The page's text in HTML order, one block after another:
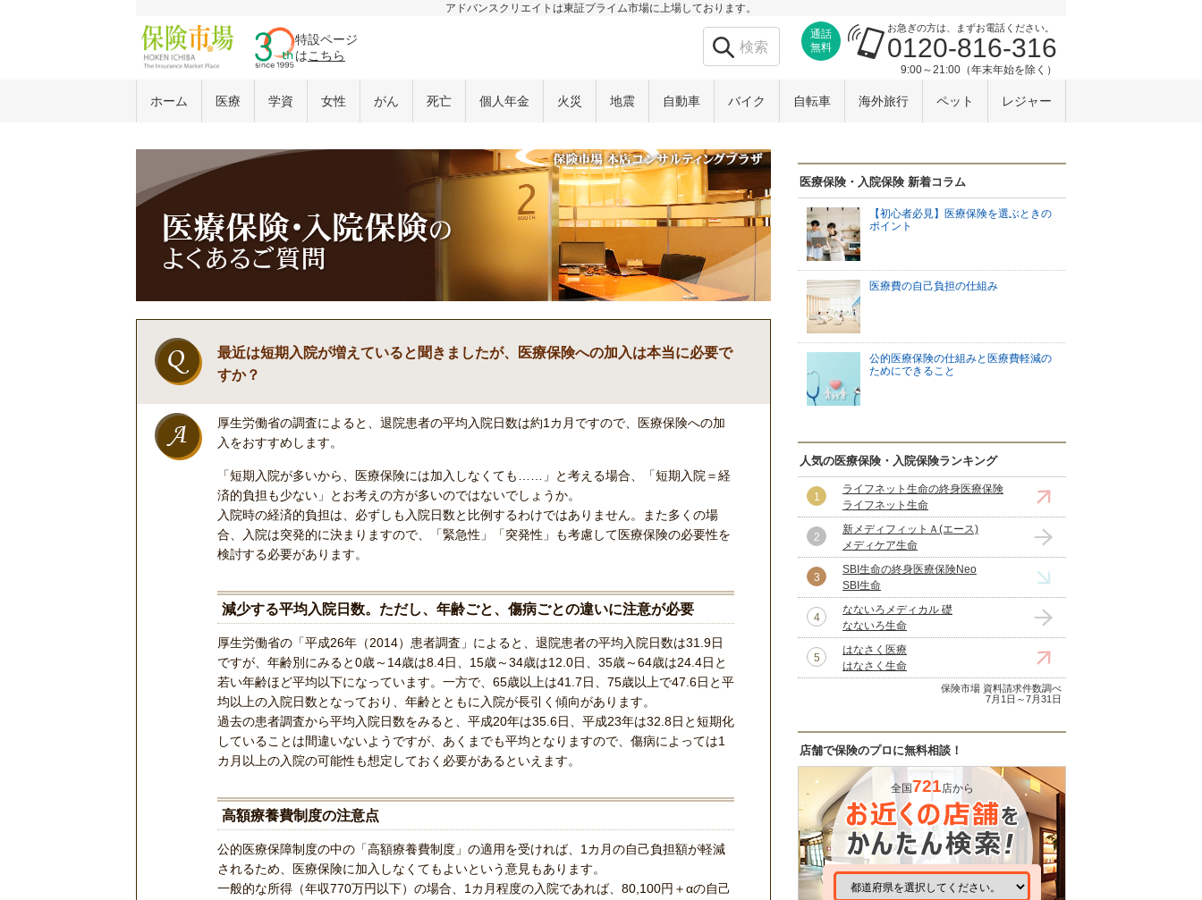
アドバンスクリエイトは東証プライム市場に上場しております。
特設ページ
はこちら
通話
無料
お急ぎの方は、まずお電話ください。
0120-816-316
9:00～21:00（年末年始を除く）
ホーム 医療 学資 女性 がん 死亡 個人年金 火災 地震 自動車 バイク 自転車 海外旅行 ペット レジャー
最近は短期入院が増えていると聞きましたが、医療保険への加入は本当に必要で
すか？
厚生労働省の調査によると、退院患者の平均入院日数は約1カ月ですので、医療保険への加
入をおすすめします。
「短期入院が多いから、医療保険には加入しなくても……」と考える場合、「短期入院＝経
済的負担も少ない」とお考えの方が多いのではないでしょうか。
入院時の経済的負担は、必ずしも入院日数と比例するわけではありません。また多くの場
合、入院は突発的に決まりますので、「緊急性」「突発性」も考慮して医療保険の必要性を
検討する必要があります。
減少する平均入院日数。ただし、年齢ごと、傷病ごとの違いに注意が必要
厚生労働省の「平成26年（2014）患者調査」によると、退院患者の平均入院日数は31.9日
ですが、年齢別にみると0歳～14歳は8.4日、15歳～34歳は12.0日、35歳～64歳は24.4日と
若い年齢ほど平均以下になっています。一方で、65歳以上は41.7日、75歳以上で47.6日と平
均以上の入院日数となっており、年齢とともに入院が長引く傾向があります。
過去の患者調査から平均入院日数をみると、平成20年は35.6日、平成23年は32.8日と短期化
していることは間違いないようですが、あくまでも平均となりますので、傷病によっては1
カ月以上の入院の可能性も想定しておく必要があるといえます。
高額療養費制度の注意点
公的医療保障制度の中の「高額療養費制度」の適用を受ければ、1カ月の自己負担額が軽減
されるため、医療保険に加入しなくてもよいという意見もあります。
一般的な所得（年収770万円以下）の場合、1カ月程度の入院であれば、80,100円＋αの自己
医療保険・入院保険 新着コラム
【初心者必見】医療保険を選ぶときの
ポイント
医療費の自己負担の仕組み
公的医療保険の仕組みと医療費軽減の
ためにできること
人気の医療保険・入院保険ランキング
ライフネット生命の終身医療保険
ライフネット生命
新メディフィットＡ(エース)
メディケア生命
SBI生命の終身医療保険Neo
SBI生命
なないろメディカル 礎
なないろ生命
はなさく医療
はなさく生命
保険市場 資料請求件数調べ
7月1日～7月31日
店舗で保険のプロに無料相談！
全国721店から